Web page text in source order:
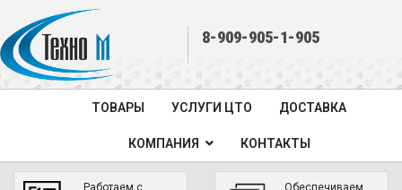
8-909-905-1-905
ТОВАРЫ УСЛУГИ ЦТО ДОСТАВКА
КОМПАНИЯ КОНТАКТЫ
Работаем с
Обеспечиваем